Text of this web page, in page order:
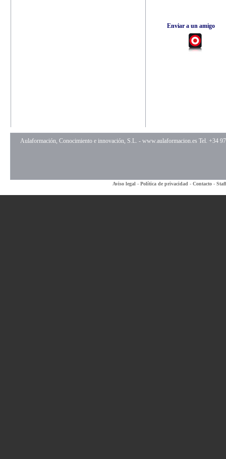
Enviar a un amigo
Aulaformación, Conocimiento e innovación, S.L. -www.aulaformacion.es Tel. +34
Aviso legal - Política de privacidad - Contacto - Staff